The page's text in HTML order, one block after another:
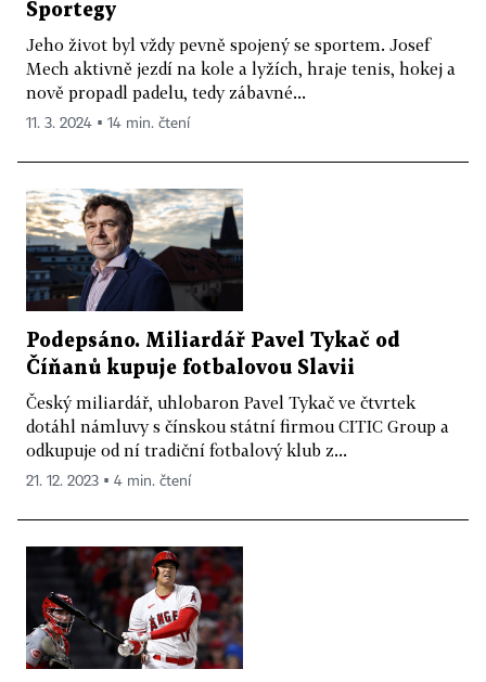
Sportegy
Jeho život byl vždy pevně spojený se sportem. Josef
Mech aktivně jezdí na kole a lyžích, hraje tenis, hokej a
nově propadl padelu, tedy zábavné...
11. 3. 2024 ▪ 14 min. čtení
Podepsáno. Miliardář Pavel Tykač od
Číňanů kupuje fotbalovou Slavii
Český miliardář, uhlobaron Pavel Tykač ve čtvrtek
dotáhl námluvy s čínskou státní firmou CITIC Group a
odkupuje od ní tradiční fotbalový klub z...
21. 12. 2023 ▪ 4 min. čtení